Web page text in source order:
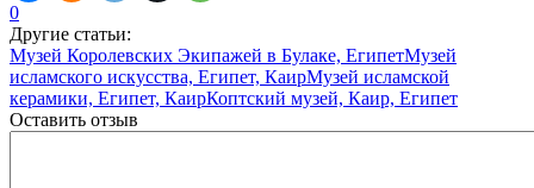
0
Другие статьи:
Музей Королевских Экипажей в Булаке, ЕгипетМузей
исламского искусства, Египет, КаирМузей исламской
керамики, Египет, КаирКоптский музей, Каир, Египет
Оставить отзыв